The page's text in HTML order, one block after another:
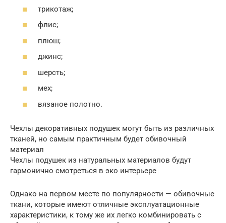
трикотаж;
флис;
плюш;
джинс;
шерсть;
мех;
вязаное полотно.
Чехлы декоративных подушек могут быть из различных
тканей, но самым практичным будет обивочный
материал
Чехлы подушек из натуральных материалов будут
гармонично смотреться в эко интерьере
Однако на первом месте по популярности — обивочные
ткани, которые имеют отличные эксплуатационные
характеристики, к тому же их легко комбинировать с